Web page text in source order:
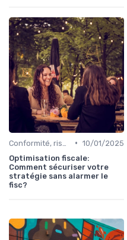
• 10/01/2025
Optimisation fiscale:
Comment sécuriser votre
stratégie sans alarmer le
fisc?